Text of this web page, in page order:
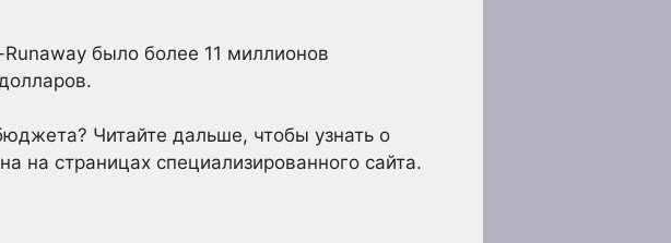
было более 11 миллионов
Читайте дальше, чтобы узнать о
на страницах специализированного сайта.